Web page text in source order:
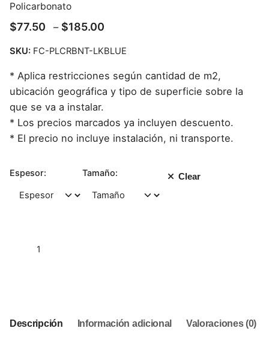
Policarbonato
$77.50 – $185.00
SKU: FC-PLCRBNT-LKBLUE
* Aplica restricciones según cantidad de m2,
ubicación geográfica y tipo de superficie sobre la
que se va a instalar.
* Los precios marcados ya incluyen descuento.
* El precio no incluye instalación, ni transporte.
Espesor: Tamaño: Clear
Descripción Información adicional Valoraciones (0)